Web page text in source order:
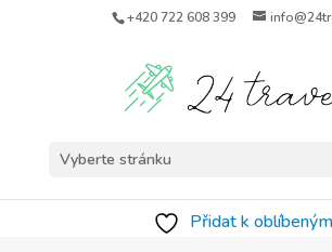
+420 722 608 399
Vyberte stránku
Přidat k oblíbeným